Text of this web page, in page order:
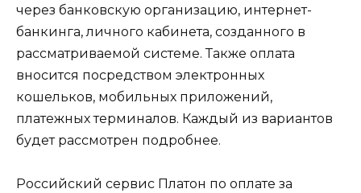
через банковскую организацию, интернет-
банкинга, личного кабинета, созданного в
рассматриваемой системе. Также оплата
вносится посредством электронных
кошельков, мобильных приложений,
платежных терминалов. Каждый из вариантов
будет рассмотрен подробнее.
Российский сервис Платон по оплате за